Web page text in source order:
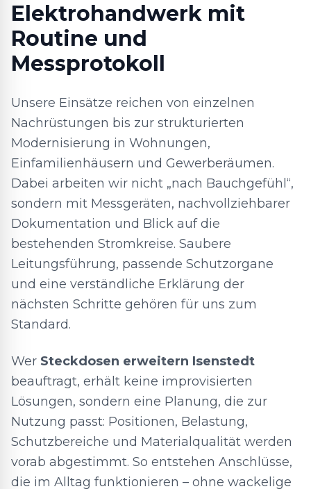
Elektrohandwerk mit
Routine und
Messprotokoll
Unsere Einsätze reichen von einzelnen
Nachrüstungen bis zur strukturierten
Modernisierung in Wohnungen,
Einfamilienhäusern und Gewerberäumen.
Dabei arbeiten wir nicht „nach Bauchgefühl“,
sondern mit Messgeräten, nachvollziehbarer
Dokumentation und Blick auf die
bestehenden Stromkreise. Saubere
Leitungsführung, passende Schutzorgane
und eine verständliche Erklärung der
nächsten Schritte gehören für uns zum
Standard.
Wer Steckdosen erweitern Isenstedt
beauftragt, erhält keine improvisierten
Lösungen, sondern eine Planung, die zur
Nutzung passt: Positionen, Belastung,
Schutzbereiche und Materialqualität werden
vorab abgestimmt. So entstehen Anschlüsse,
die im Alltag funktionieren – ohne wackelige